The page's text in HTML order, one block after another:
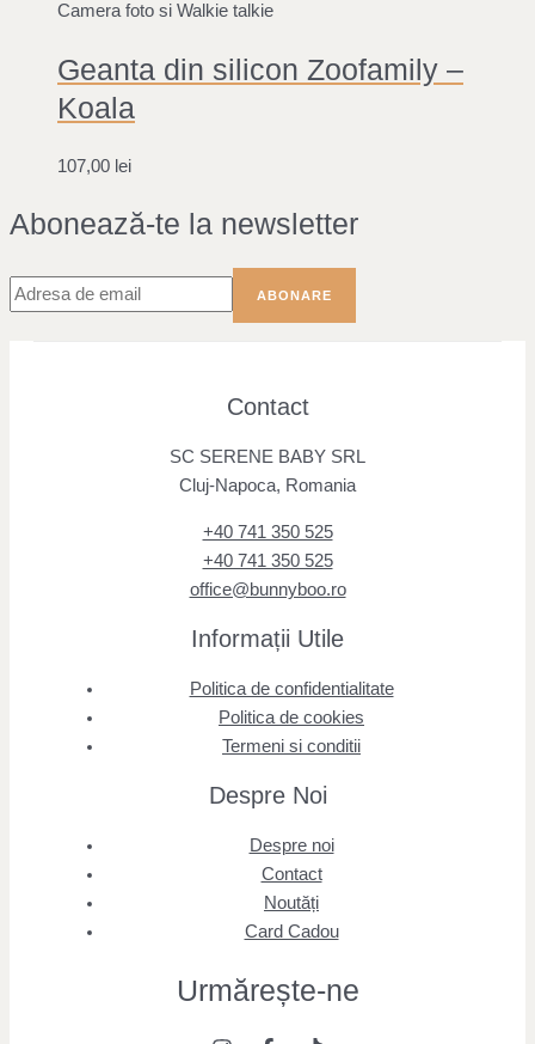
Camera foto si Walkie talkie
Geanta din silicon Zoofamily –
Koala
107,00 lei
Abonează-te la newsletter
Contact
SC SERENE BABY SRL
Cluj-Napoca, Romania
+40 741 350 525
+40 741 350 525
office@bunnyboo.ro
Informații Utile
Politica de confidentialitate
Politica de cookies
Termeni si conditii
Despre Noi
Despre noi
Contact
Noutăți
Card Cadou
Urmărește-ne